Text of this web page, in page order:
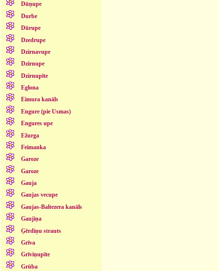
Dūņupe
Durbe
Dūrupe
Dzedrupe
Dzirnavupe
Dzirnupe
Dzirnupīte
Eglona
Eimura kanāls
Engure (pie Usmas)
Engures upe
Ežurga
Feimanka
Garoze
Garoze
Gauja
Gaujas vecupe
Gaujas-Baltezera kanāls
Gaujiņa
Ģērdiņu strauts
Grīva
Grīviņupīte
Grūba